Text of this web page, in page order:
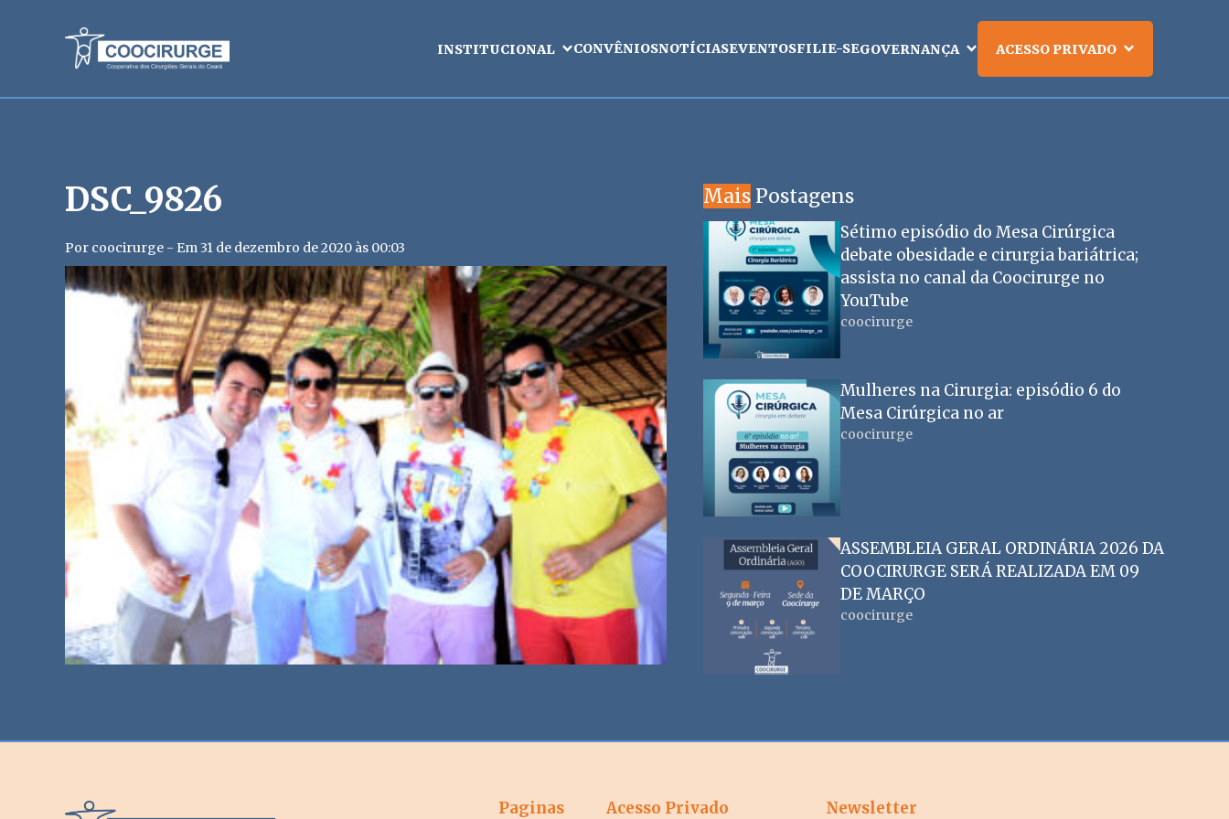
INSTITUCIONAL CONVÊNIOSNOTÍCIASEVENTOSFILIE-SEGOVERNANÇA ACESSO PRIVADO
DSC_9826
Por coocirurge - Em 31 de dezembro de 2020 às 00:03
Mais Postagens
Sétimo episódio do Mesa Cirúrgica
debate obesidade e cirurgia bariátrica;
assista no canal da Coocirurge no
YouTube
coocirurge
Mulheres na Cirurgia: episódio 6 do
Mesa Cirúrgica no ar
coocirurge
ASSEMBLEIA GERAL ORDINÁRIA 2026 DA
COOCIRURGE SERÁ REALIZADA EM 09
DE MARÇO
coocirurge
Paginas Acesso Privado Newsletter